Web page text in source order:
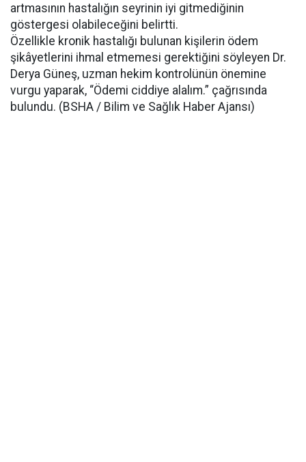
artmasının hastalığın seyrinin iyi gitmediğinin
göstergesi olabileceğini belirtti.
Özellikle kronik hastalığı bulunan kişilerin ödem
şikâyetlerini ihmal etmemesi gerektiğini söyleyen Dr.
Derya Güneş, uzman hekim kontrolünün önemine
vurgu yaparak, “Ödemi ciddiye alalım.” çağrısında
bulundu. (BSHA / Bilim ve Sağlık Haber Ajansı)